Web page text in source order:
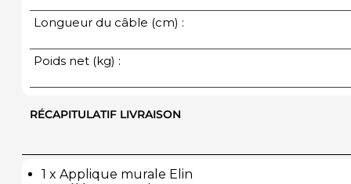
Longueur du câble (cm) :
Poids net (kg) :
RÉCAPITULATIF LIVRAISON
1 x Applique murale Elin